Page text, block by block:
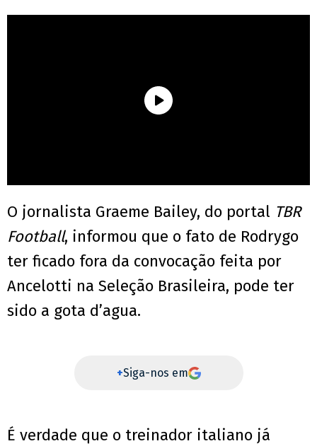
O jornalista Graeme Bailey, do portal TBR
Football, informou que o fato de Rodrygo
ter ficado fora da convocação feita por
Ancelotti na Seleção Brasileira, pode ter
sido a gota d’agua.
+Siga-nos em
É verdade que o treinador italiano já